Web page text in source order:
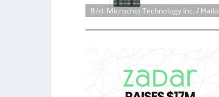
Bild: Microchip Technology Inc. / Hailo